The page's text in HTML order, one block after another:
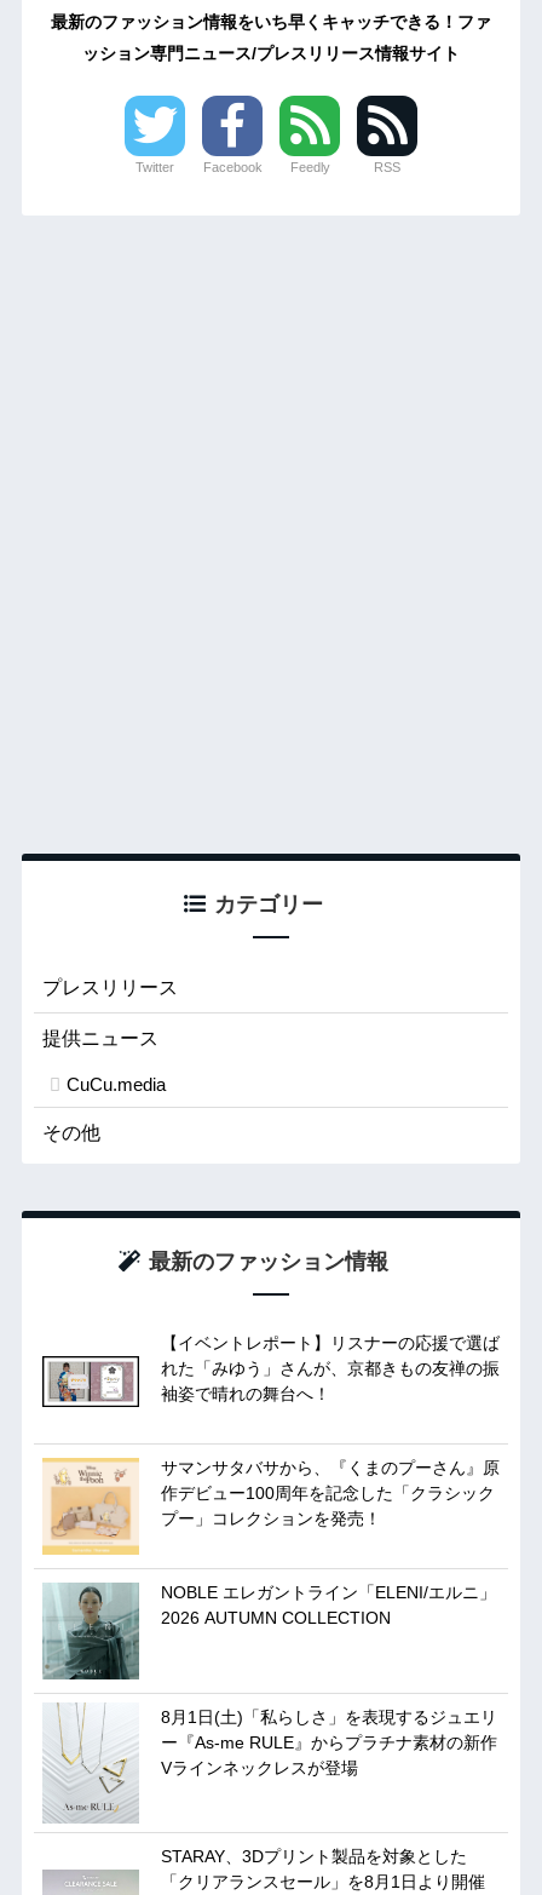
最新のファッション情報をいち早くキャッチできる！ファ
ッション専門ニュース/プレスリリース情報サイト
Twitter Facebook Feedly RSS
カテゴリー
プレスリリース
提供ニュース
CuCu.media
その他
最新のファッション情報
【イベントレポート】リスナーの応援で選ば
れた「みゆう」さんが、京都きもの友禅の振
袖姿で晴れの舞台へ！
サマンサタバサから、『くまのプーさん』原
作デビュー100周年を記念した「クラシック
プー」コレクションを発売！
NOBLE エレガントライン「ELENI/エルニ」
2026 AUTUMN COLLECTION
8月1日(土)「私らしさ」を表現するジュエリ
ー『As-me RULE』からプラチナ素材の新作
Vラインネックレスが登場
STARAY、3Dプリント製品を対象とした
「クリアランスセール」を8月1日より開催